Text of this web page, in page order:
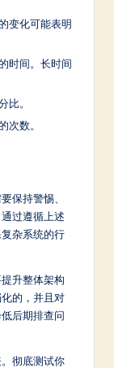
变化可能表明
时间。长时间
比。
次数。
保持警惕、
过遵循上述
杂系统的行
升整体架构
的，并且对
后期排查问
彻底测试你